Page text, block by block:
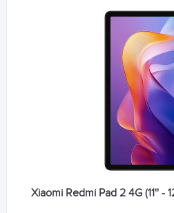
Xiaomi Redmi Pad 2 4G (11'' -